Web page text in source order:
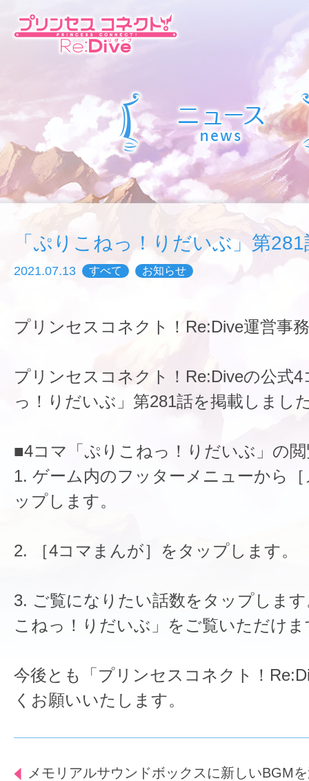
「ぷりこねっ！りだいぶ」第
2021.07.13 すべて お知らせ
プリンセスコネクト！Re:Dive運営事
プリンセスコネクト！Re:Diveの公式
っ！りだいぶ」第281話を掲載しまし
■4コマ「ぷりこねっ！りだいぶ」の
1. ゲーム内のフッターメニューから
ップします。
2. ［4コマまんが］をタップします。
3. ご覧になりたい話数をタップしま
こねっ！りだいぶ」をご覧いただけま
今後とも「プリンセスコネクト！
くお願いいたします。
メモリアルサウンドボックスに新しいBGM